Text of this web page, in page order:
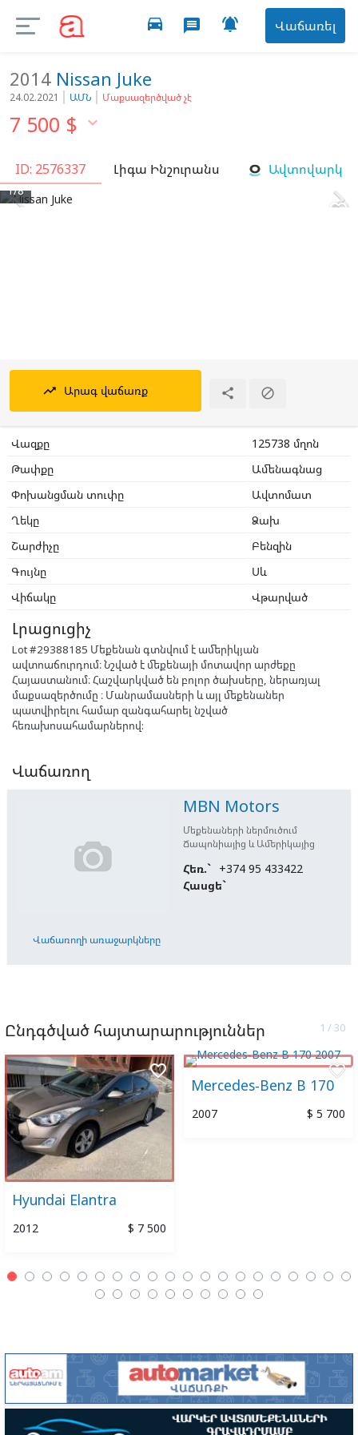
Վաճառել

message
directions_car
2014 Nissan Juke
24.02.2021 ԱՄՆ Մաքսազերծված չէ
7 500 $ 
ID: 2576337 Լիգա Ինշուրանս Ավտովարկ
1/8
favorite_border
 
trending_up Արագ վաճառք  
Վազքը
125738 մղոն
Թափքը
Ամենագնաց
Փոխանցման տուփը
Ավտոմատ
Ղեկը
Ձախ
Շարժիչը
Բենզին
Գույնը
Սև
Վիճակը
Վթարված
Լրացուցիչ
Lot #29388185 Մեքենան գտնվում է ամերիկյան
ավտոաճուրդում։ Նշված է մեքենայի մոտավոր արժեքը
Հայաստանում։ Հաշվարկված են բոլոր ծախսերը, ներառյալ
մաքսազերծումը ։ Մանրամասների և այլ մեքենաներ
պատվիրելու համար զանգահարել նշված
հեռախոսահամարներով:
Վաճառող
Վաճառողի առաջարկները
MBN Motors
Մեքենաների ներմուծում
Ճապոնիայից և Ամերիկայից
Հեռ.` +374 95 433422
Հասցե`
Ընդգծված հայտարարություններ
Hyundai Elantra
2012 $ 7 500
favorite_border
Mercedes-Benz B 170
2007 $ 5 700
favorite_border